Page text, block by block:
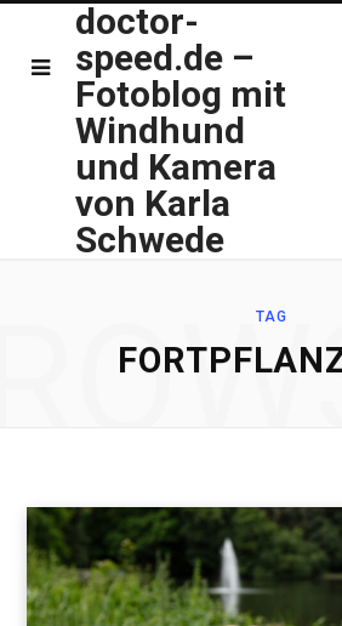
doctor-
speed.de –
Fotoblog mit
Windhund
und Kamera
von Karla
Schwede
TAG